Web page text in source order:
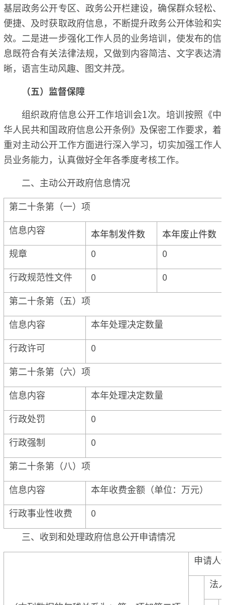
基层政务公开专区、政务公开栏建设，确保群众轻松、
便捷、及时获取政府信息，不断提升政务公开体验和实
效。二是进一步强化工作人员的业务培训，使发布的信
息既符合有关法律法规，又做到内容简洁、文字表达清
晰，语言生动风趣、图文并茂。
（五）监督保障
组织政府信息公开工作培训会1次。培训按照《中
华人民共和国政府信息公开条例》及保密工作要求，着
重对主动公开工作方面进行深入学习，切实加强工作人
员业务能力，认真做好全年各季度考核工作。
二、主动公开政府信息情况
第二十条第（一）项
信息内容
本年制发件数
本年废止件数
规章
0
0
行政规范性文件
0
0
第二十条第（五）项
信息内容
本年处理决定数量
行政许可
0
第二十条第（六）项
信息内容
本年处理决定数量
行政处罚
0
行政强制
0
第二十条第（八）项
信息内容
本年收费金额（单位：万元）
行政事业性收费
0
三、收到和处理政府信息公开申请情况
申请人
法